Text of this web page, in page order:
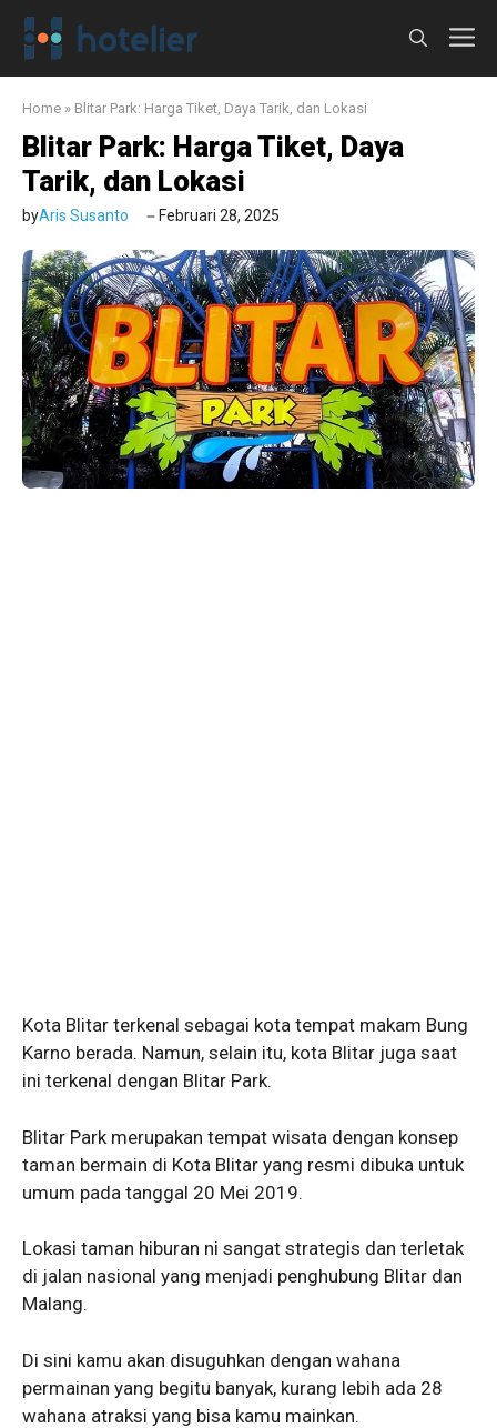
Langsung
Home » Blitar Park: Harga Tiket, Daya Tarik, dan Lokasi
Blitar Park: Harga Tiket, Daya
Tarik, dan Lokasi
byAris Susanto Februari 28, 2025
Kota Blitar terkenal sebagai kota tempat makam Bung
Karno berada. Namun, selain itu, kota Blitar juga saat
ini terkenal dengan Blitar Park.
Blitar Park merupakan tempat wisata dengan konsep
taman bermain di Kota Blitar yang resmi dibuka untuk
umum pada tanggal 20 Mei 2019.
Lokasi taman hiburan ni sangat strategis dan terletak
di jalan nasional yang menjadi penghubung Blitar dan
Malang.
Di sini kamu akan disuguhkan dengan wahana
permainan yang begitu banyak, kurang lebih ada 28
wahana atraksi yang bisa kamu mainkan.